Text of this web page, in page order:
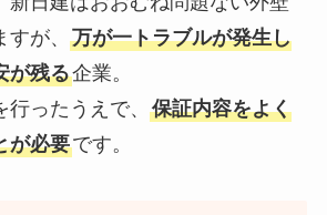
が、
万が一トラブルが発生し
が残る企業。
ったうえで、 保証内容をよく
が必要です。